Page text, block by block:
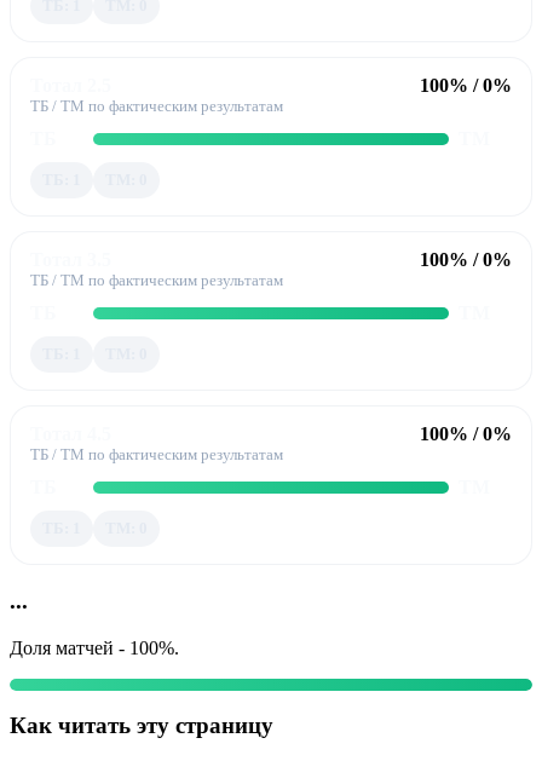
ТБ / ТМ по фактическим результатам
100% / 0%
ТБ / ТМ по фактическим результатам
100% / 0%
ТБ / ТМ по фактическим результатам
100% / 0%
...
Доля матчей - 100%.
Как читать эту страницу